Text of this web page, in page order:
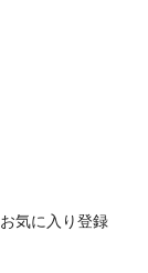
お気に入り登録